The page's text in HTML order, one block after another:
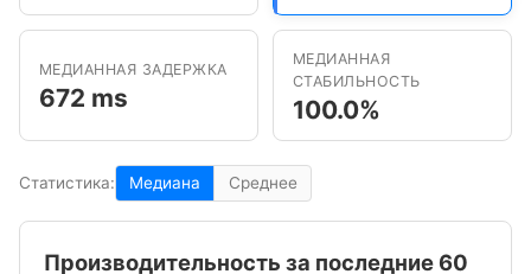
МЕДИАННАЯ ЗАДЕРЖКА
672 ms
МЕДИАННАЯ
СТАБИЛЬНОСТЬ
100.0%
Статистика: Медиана Среднее
Производительность за последние 60